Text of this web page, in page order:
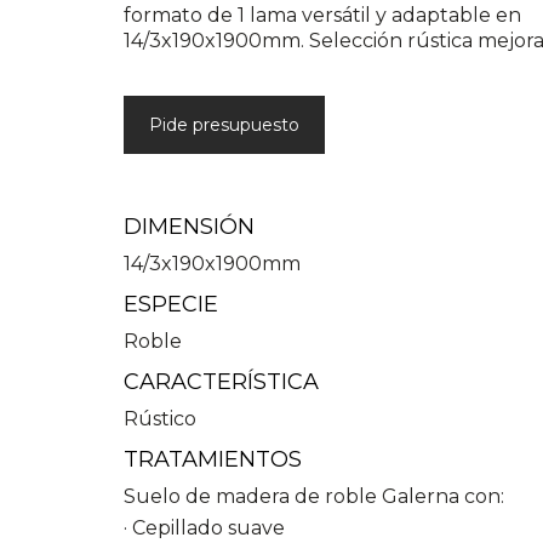
formato de 1 lama versátil y adaptable en
14/3x190x1900mm. Selección rústica
Pide presupuesto
DIMENSIÓN
14/3x190x1900mm
ESPECIE
Roble
CARACTERÍSTICA
Rústico
TRATAMIENTOS
Suelo de madera de roble Galerna con:
· Cepillado suave